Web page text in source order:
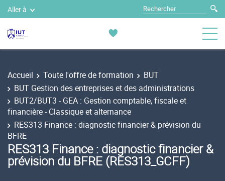
Aller à
Accueil Toute l'offre de formation
BUT
BUT Gestion des entreprises et des administrations
BUT2/BUT3 - GEA : Gestion comptable, fiscale et
financière - Classique et alternance
RES313 Finance : diagnostic financier & prévision du
BFRE
RES313 Finance : diagnostic financier &
prévision du BFRE (RES313_GCFF)